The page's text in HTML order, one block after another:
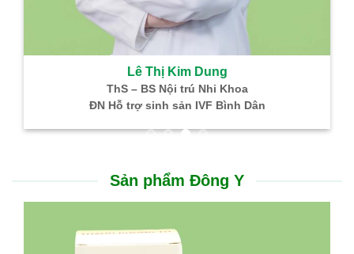
Lê Thị Kim Dung
ThS – BS Nội trú Nhi Khoa
ĐN Hỗ trợ sinh sản IVF Bình Dân
Sản phẩm Đông Y